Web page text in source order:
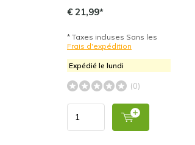
€ 21,99*
* Taxes incluses Sans les
Frais d'expédition
Expédié le lundi
(0)